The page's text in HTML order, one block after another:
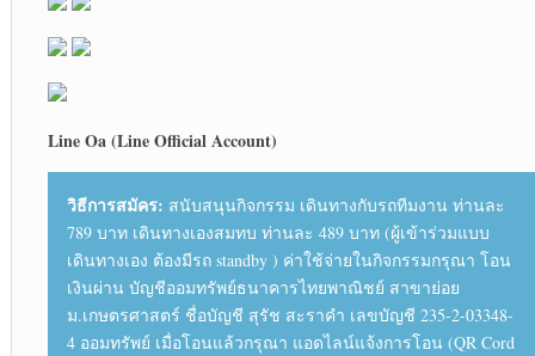
Line Oa (Line Official Account)
วิธีการสมัคร: สนับสนุนกิจกรรม เดินทางกับรถทีมงาน ท่านละ
789 บาท เดินทางเองสมทบ ท่านละ 489 บาท (ผู้เข้าร่วมแบบ
เดินทางเอง ต้องมีรถ standby ) ค่าใช้จ่ายในกิจกรรมกรุณา โอน
เงินผ่าน บัญชีออมทรัพย์ธนาคารไทยพาณิชย์ สาขาย่อย
ม.เกษตรศาสตร์ ชื่อบัญชี สุรัช สะราคำ เลขบัญชี 235-2-03348-
4 ออมทรัพย์ เมื่อโอนแล้วกรุณา แอดไลน์แจ้งการโอน (QR Cord